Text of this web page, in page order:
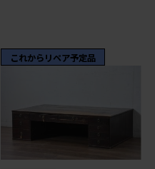
これからリペア予定品